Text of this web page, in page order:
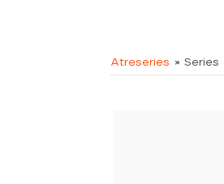
Atreseries » Series